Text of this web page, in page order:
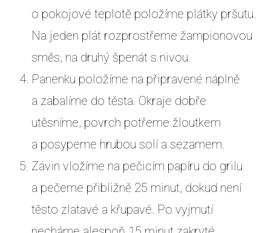
o pokojové teplotě položíme plátky pršutu.
Na jeden plát rozprostřeme žampionovou
směs, na druhý špenát s nivou.
Panenku položíme na připravené náplně
a zabalíme do těsta. Okraje dobře
utěsníme, povrch potřeme žloutkem
a posypeme hrubou solí a sezamem.
Závin vložíme na pečicím papíru do grilu
a pečeme přibližně 25 minut, dokud není
těsto zlatavé a křupavé. Po vyjmutí